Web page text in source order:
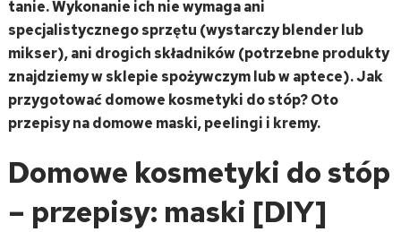
tanie. Wykonanie ich nie wymaga ani
specjalistycznego sprzętu (wystarczy blender lub
mikser), ani drogich składników (potrzebne produkty
znajdziemy w sklepie spożywczym lub w aptece). Jak
przygotować domowe kosmetyki do stóp? Oto
przepisy na domowe maski, peelingi i kremy.
Domowe kosmetyki do stóp
– przepisy: maski [DIY]